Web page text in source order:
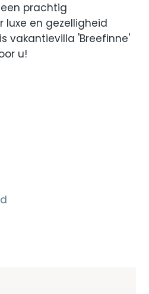
prachtig
luxe en gezelligheid
vakantievilla 'Breefinne'
u!